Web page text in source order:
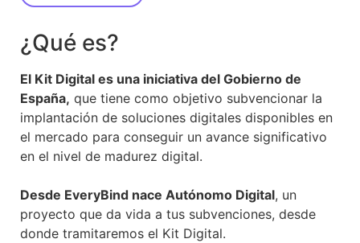
¿Qué es?
El Kit Digital es una iniciativa del Gobierno de
España, que tiene como objetivo subvencionar la
implantación de soluciones digitales disponibles en
el mercado para conseguir un avance significativo
en el nivel de madurez digital.
Desde EveryBind nace Autónomo Digital, un
proyecto que da vida a tus subvenciones, desde
donde tramitaremos el Kit Digital.